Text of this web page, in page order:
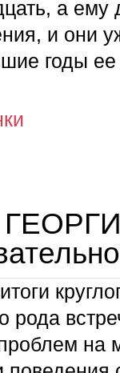
а ему
и они
годы
рода
на